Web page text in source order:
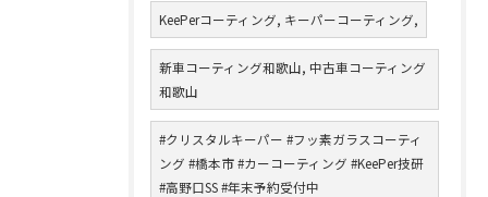
KeePerコーティング, キーパーコーティング,
新車コーティング和歌山, 中古車コーティング
和歌山
#クリスタルキーパー #フッ素ガラスコーティ
ング #橋本市 #カーコーティング #KeePer技研
#高野口SS #年末予約受付中